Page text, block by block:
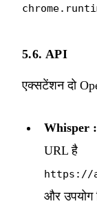
5.6. API
एक्सटेंशन दो
Whisper :
URL है
https://
और उपयोग